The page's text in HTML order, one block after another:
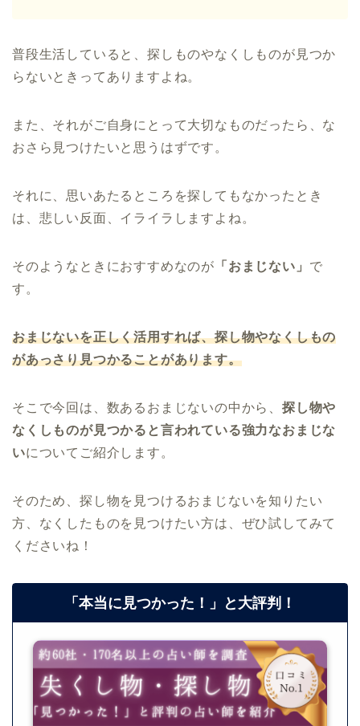
普段生活していると、探しものやなくしものが見つか
らないときってありますよね。
また、それがご自身にとって大切なものだったら、な
おさら見つけたいと思うはずです。
それに、思いあたるところを探してもなかったとき
は、悲しい反面、イライラしますよね。
そのようなときにおすすめなのが 「おまじない」 で
す。
おまじないを正しく活用すれば、探し物やなくしもの
があっさり見つかることがあります。
そこで今回は、数あるおまじないの中から、 探し物や
なくしものが見つかると言われている強力なおまじな
いについてご紹介します。
そのため、探し物を見つけるおまじないを知りたい
方、なくしたものを見つけたい方は、ぜひ試してみて
くださいね！
「本当に見つかった！」と大評判！